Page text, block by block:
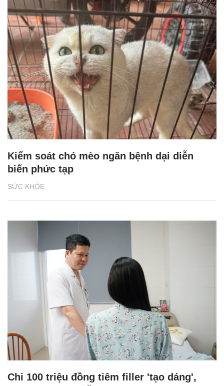
SỨC KHỎE
Kiểm soát chó mèo ngăn bệnh dại diễn
biến phức tạp
Chi 100 triệu đồng tiêm filler 'tạo dáng',